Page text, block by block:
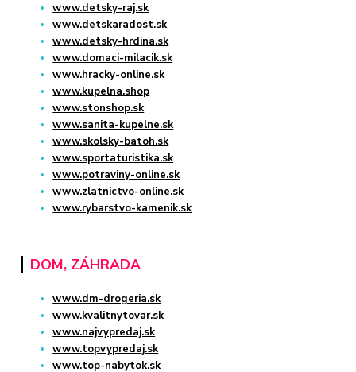
www.detsky-raj.sk
www.detskaradost.sk
www.detsky-hrdina.sk
www.domaci-milacik.sk
www.hracky-online.sk
www.kupelna.shop
www.stonshop.sk
www.sanita-kupelne.sk
www.skolsky-batoh.sk
www.sportaturistika.sk
www.potraviny-online.sk
www.zlatnictvo-online.sk
www.rybarstvo-kamenik.sk
DOM, ZÁHRADA
www.dm-drogeria.sk
www.kvalitnytovar.sk
www.najvypredaj.sk
www.topvypredaj.sk
www.top-nabytok.sk